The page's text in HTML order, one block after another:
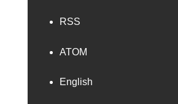
RSS
ATOM
English